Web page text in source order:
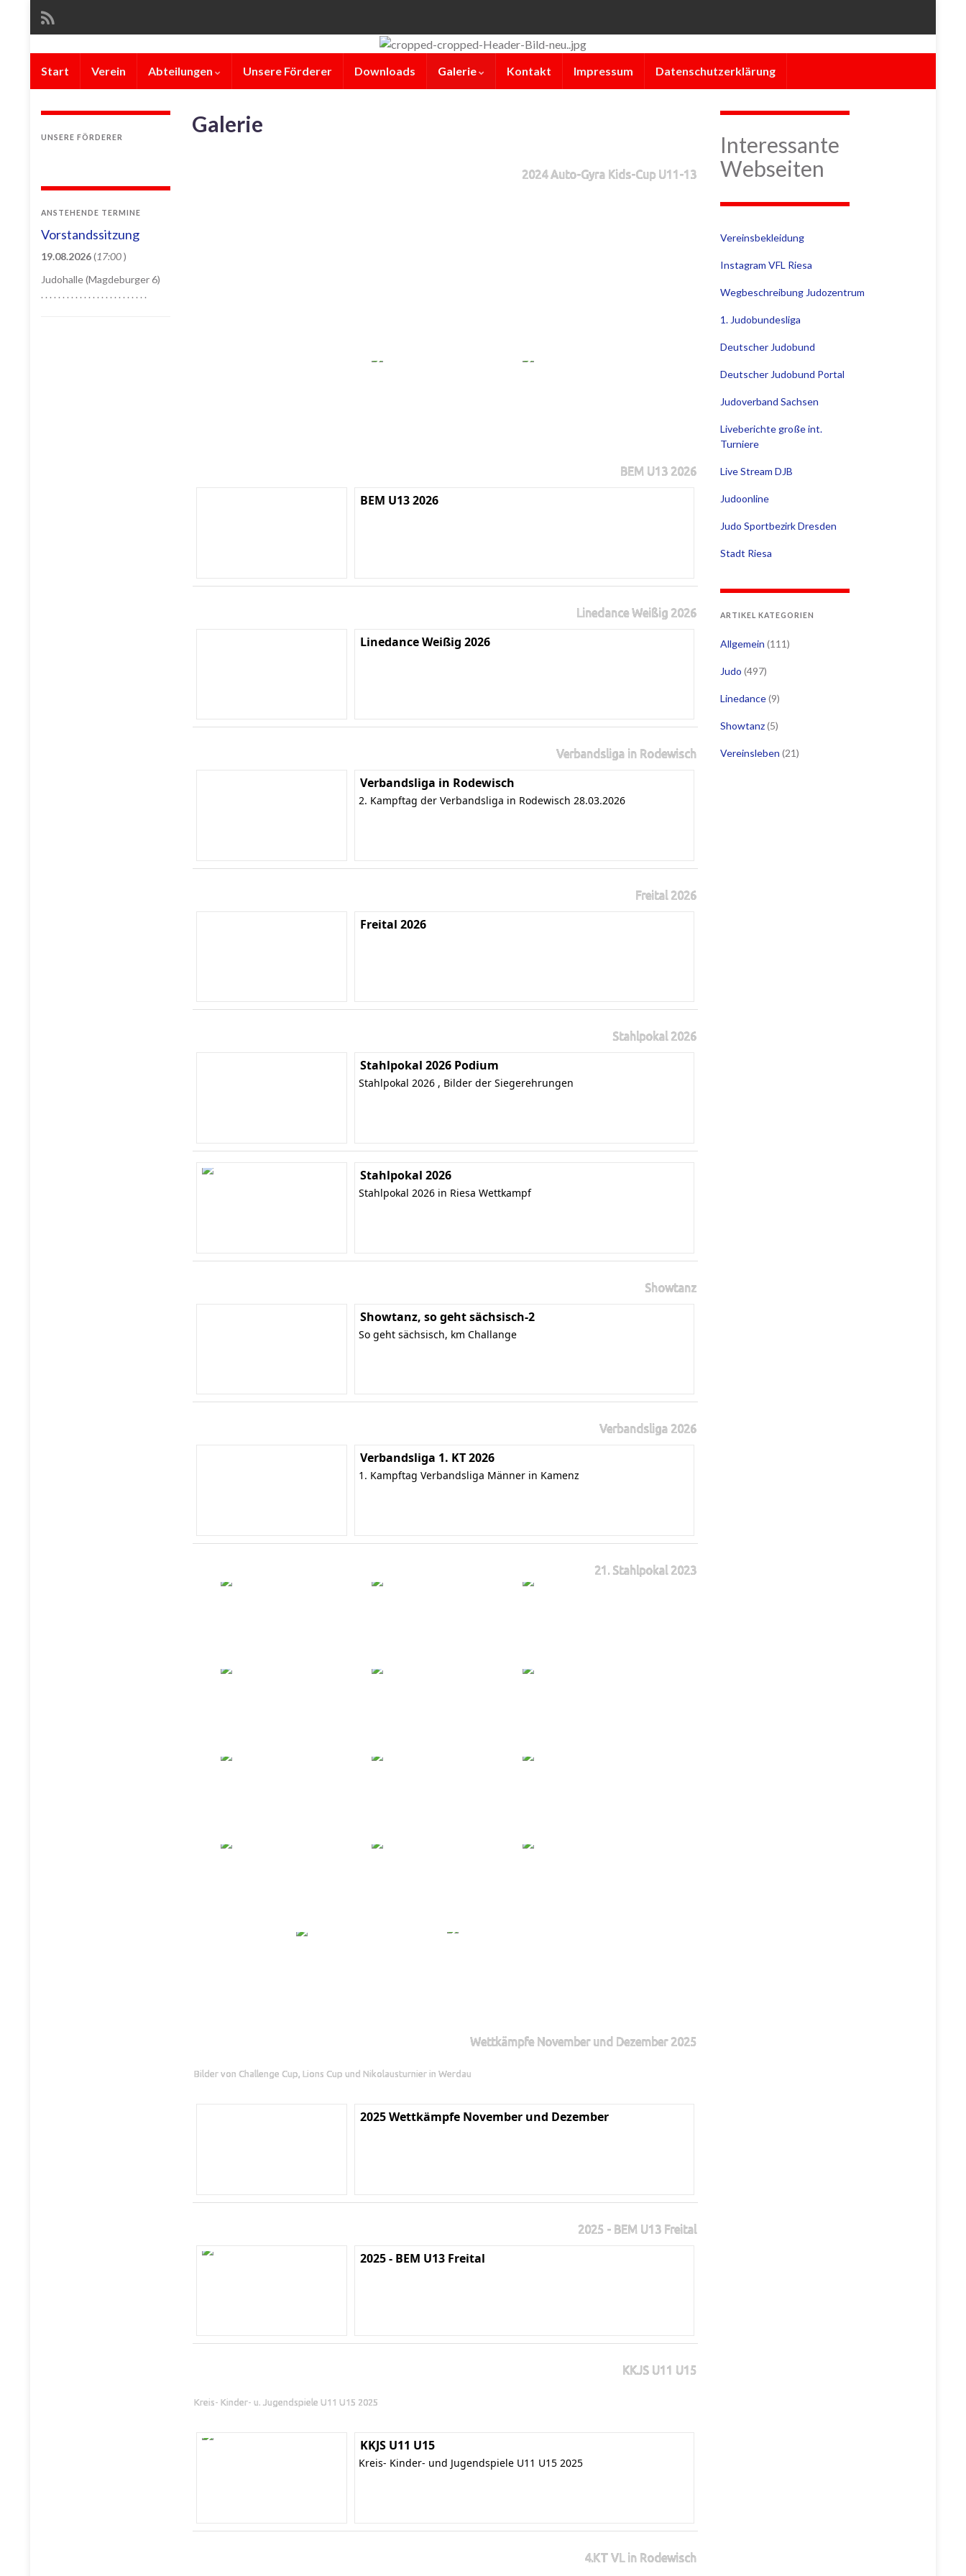
Start Verein Abteilungen Unsere Förderer Downloads Galerie Kontakt Impressum Datenschutzerklärung
Galerie
2024 Auto-Gyra Kids-Cup U11-13
BEM U13 2026
BEM U13 2026
Linedance Weißig 2026
Linedance Weißig 2026
Verbandsliga in Rodewisch
Verbandsliga in Rodewisch
2. Kampftag der Verbandsliga in Rodewisch 28.03.2026
Freital 2026
Freital 2026
Stahlpokal 2026
Stahlpokal 2026 Podium
Stahlpokal 2026 , Bilder der Siegerehrungen
Stahlpokal 2026
Stahlpokal 2026 in Riesa Wettkampf
Showtanz
Showtanz, so geht sächsisch-2
So geht sächsisch, km Challange
Verbandsliga 2026
Verbandsliga 1. KT 2026
1. Kampftag Verbandsliga Männer in Kamenz
21. Stahlpokal 2023
Wettkämpfe November und Dezember 2025
Bilder von Challenge Cup, Lions Cup und Nikolausturnier in Werdau
2025 Wettkämpfe November und Dezember
2025 - BEM U13 Freital
2025 - BEM U13 Freital
KKJS U11 U15
Kreis- Kinder- u. Jugendspiele U11 U15 2025
KKJS U11 U15
Kreis- Kinder- und Jugendspiele U11 U15 2025
4.KT VL in Rodewisch
UNSERE FÖRDERER
ANSTEHENDE TERMINE
Vorstandssitzung
19.08.2026(17:00)
Judohalle (Magdeburger 6)
. . . . . . . . . . . . . . . . . . . . . . . . .
Interessante
Webseiten
Vereinsbekleidung
Instagram VFL Riesa
Wegbeschreibung Judozentrum
1. Judobundesliga
Deutscher Judobund
Deutscher Judobund Portal
Judoverband Sachsen
Liveberichte große int.
Turniere
Live Stream DJB
Judoonline
Judo Sportbezirk Dresden
Stadt Riesa
ARTIKEL KATEGORIEN
Allgemein (111)
Judo (497)
Linedance(9)
Showtanz(5)
Vereinsleben (21)